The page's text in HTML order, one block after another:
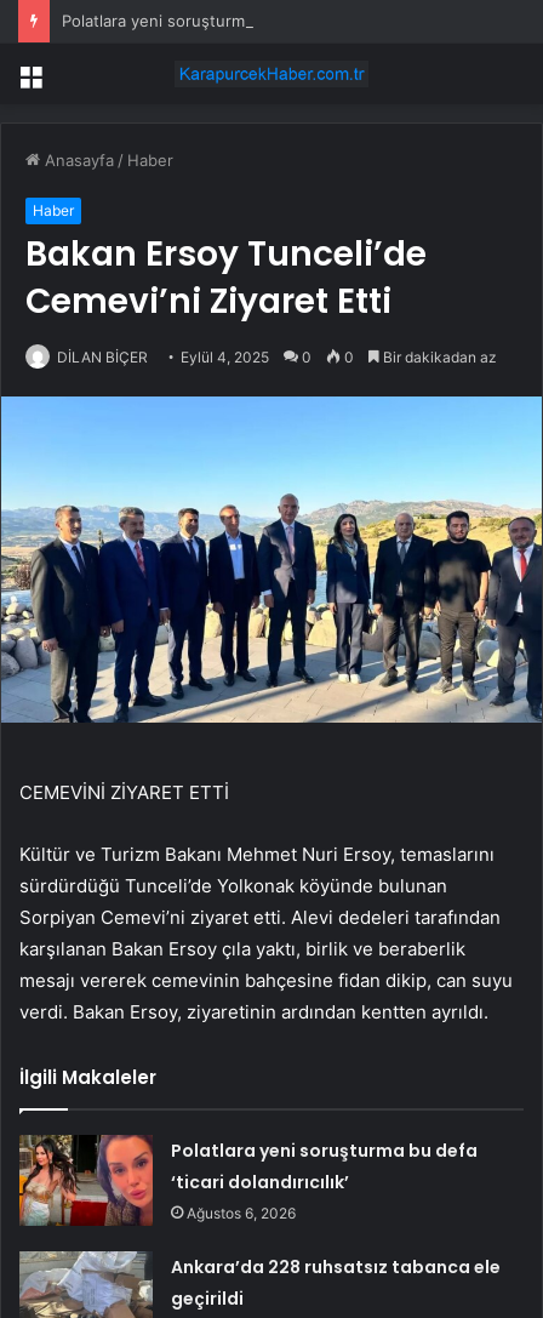
Polatlara yeni soruşturma bu defa ‘ticari dolandırıcılık’
Menü
Anasayfa / Haber
Haber
Bakan Ersoy Tunceli’de
Cemevi’ni Ziyaret Etti
DİLAN BİÇER Eylül 4, 2025 0 0 Bir dakikadan az
CEMEVİNİ ZİYARET ETTİ
Kültür ve Turizm Bakanı Mehmet Nuri Ersoy, temaslarını
sürdürdüğü Tunceli’de Yolkonak köyünde bulunan
Sorpiyan Cemevi’ni ziyaret etti. Alevi dedeleri tarafından
karşılanan Bakan Ersoy çıla yaktı, birlik ve beraberlik
mesajı vererek cemevinin bahçesine fidan dikip, can suyu
verdi. Bakan Ersoy, ziyaretinin ardından kentten ayrıldı.
İlgili Makaleler
Polatlara yeni soruşturma bu defa
‘ticari dolandırıcılık’
Ağustos 6, 2026
Ankara’da 228 ruhsatsız tabanca ele
geçirildi